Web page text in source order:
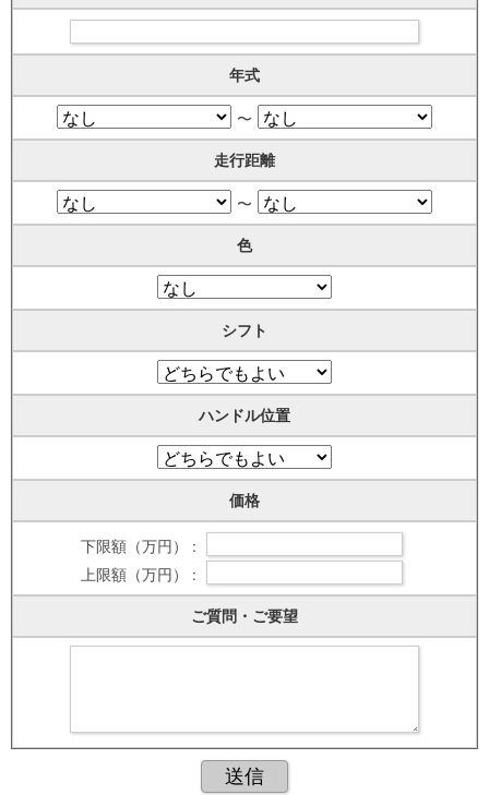
年式
〜
走行距離
〜
色
シフト
ハンドル位置
価格
下限額（万円） :
上限額（万円） :
ご質問・ご要望